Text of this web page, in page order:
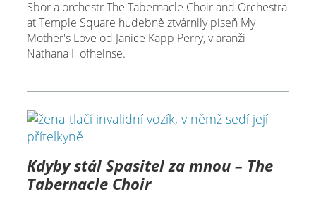
Sbor a orchestr The Tabernacle Choir and Orchestra
at Temple Square hudebně ztvárnily píseň My
Mother's Love od Janice Kapp Perry, v aranži
Nathana Hofheinse.
Kdyby stál Spasitel za mnou – The
Tabernacle Choir